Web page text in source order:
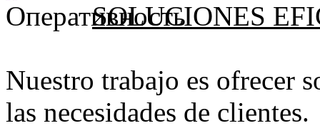
SOLUCIONES
Nuestro trabajo es ofrecer
las necesidades de clientes.